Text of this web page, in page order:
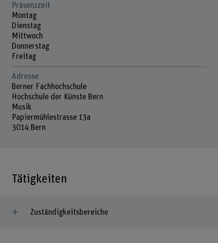
Präsenzzeit
Montag
Dienstag
Mittwoch
Donnerstag
Freitag
Adresse
Berner Fachhochschule
Hochschule der Künste Bern
Musik
Papiermühlestrasse 13a
3014 Bern
Tätigkeiten
Zuständigkeitsbereiche